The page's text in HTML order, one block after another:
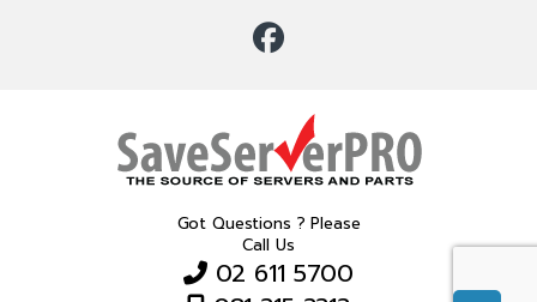
Got Questions ? Please
Call Us
02 611 5700